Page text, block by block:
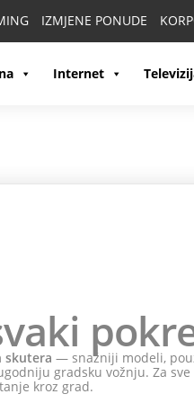
IZMJENE PONUDE
Internet
skutera — snažniji modeli,
gradsku vožnju. Za sve
kroz grad.